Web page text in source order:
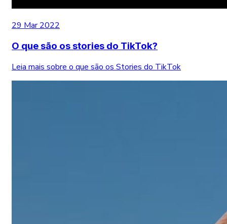
29 Mar 2022
O que são os stories do TikTok?
Leia mais sobre o que são os Stories do TikTok